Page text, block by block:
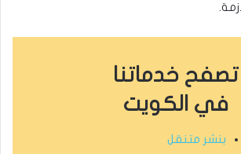
تصفح خدماتنا
في الكويت
بنشر متنقل